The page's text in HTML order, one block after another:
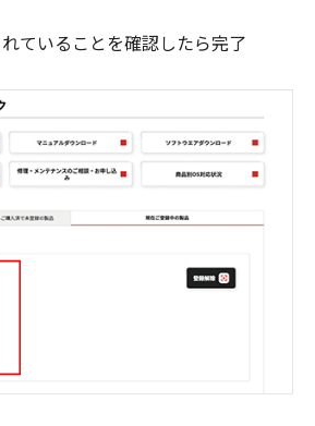
ていることを確認したら完了